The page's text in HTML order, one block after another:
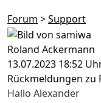
Forum >Support
Roland Ackermann
13.07.2023 18:52
Rückmeldungen zu
Hallo Alexander